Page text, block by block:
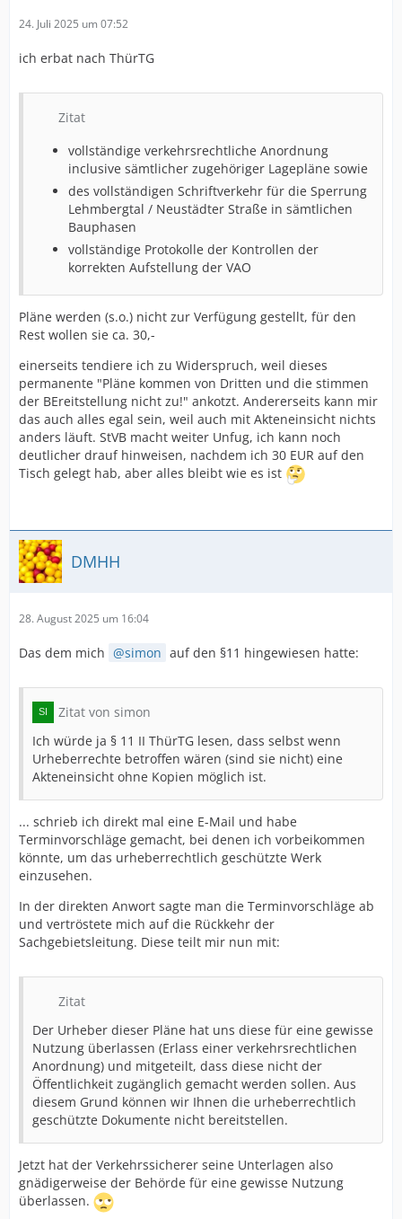
24. Juli 2025 um 07:52
ich erbat nach ThürTG
Zitat
vollständige verkehrsrechtliche Anordnung
inclusive sämtlicher zugehöriger Lagepläne sowie
des vollständigen Schriftverkehr für die Sperrung
Lehmbergtal / Neustädter Straße in sämtlichen
Bauphasen
vollständige Protokolle der Kontrollen der
korrekten Aufstellung der VAO
Pläne werden (s.o.) nicht zur Verfügung gestellt, für den
Rest wollen sie ca. 30,-
einerseits tendiere ich zu Widerspruch, weil dieses
permanente "Pläne kommen von Dritten und die stimmen
der BEreitstellung nicht zu!" ankotzt. Andererseits kann mir
das auch alles egal sein, weil auch mit Akteneinsicht nichts
anders läuft. StVB macht weiter Unfug, ich kann noch
deutlicher drauf hinweisen, nachdem ich 30 EUR auf den
Tisch gelegt hab, aber alles bleibt wie es ist
DMHH
28. August 2025 um 16:04
Das dem mich simon auf den §11 hingewiesen hatte:
Zitat von simon
Ich würde ja § 11 II ThürTG lesen, dass selbst wenn
Urheberrechte betroffen wären (sind sie nicht) eine
Akteneinsicht ohne Kopien möglich ist.
... schrieb ich direkt mal eine E-Mail und habe
Terminvorschläge gemacht, bei denen ich vorbeikommen
könnte, um das urheberrechtlich geschützte Werk
einzusehen.
In der direkten Anwort sagte man die Terminvorschläge ab
und vertröstete mich auf die Rückkehr der
Sachgebietsleitung. Diese teilt mir nun mit:
Zitat
Der Urheber dieser Pläne hat uns diese für eine gewisse
Nutzung überlassen (Erlass einer verkehrsrechtlichen
Anordnung) und mitgeteilt, dass diese nicht der
Öffentlichkeit zugänglich gemacht werden sollen. Aus
diesem Grund können wir Ihnen die urheberrechtlich
geschützte Dokumente nicht bereitstellen.
Jetzt hat der Verkehrssicherer seine Unterlagen also
gnädigerweise der Behörde für eine gewisse Nutzung
überlassen.